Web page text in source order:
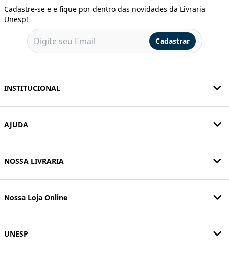
Cadastre-se e e fique por dentro das novidades da Livraria
Unesp!
Cadastrar
INSTITUCIONAL
AJUDA
NOSSA LIVRARIA
Nossa Loja Online
UNESP